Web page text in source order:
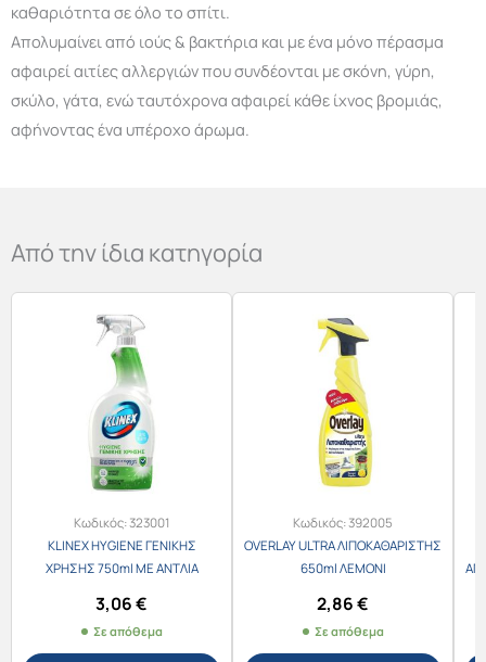
καθαριότητα σε όλο το σπίτι.
Απολυμαίνει από ιούς & βακτήρια και με ένα μόνο πέρασμα
αφαιρεί αιτίες αλλεργιών που συνδέονται με σκόνη, γύρη,
σκύλο, γάτα, ενώ ταυτόχρονα αφαιρεί κάθε ίχνος βρομιάς,
αφήνοντας ένα υπέροχο άρωμα.
Από την ίδια κατηγορία
Κωδικός:323001
KLINEX HYGIENE ΓΕΝΙΚΗΣ
ΧΡΗΣΗΣ 750ml ΜΕ ΑΝΤΛΙΑ
3,06€
Σε απόθεμα
Κωδικός:392005
OVERLAY ULTRA ΛΙΠΟΚΑΘΑΡΙΣΤΗΣ
650ml ΛΕΜΟΝΙ
2,86€
Σε απόθεμα